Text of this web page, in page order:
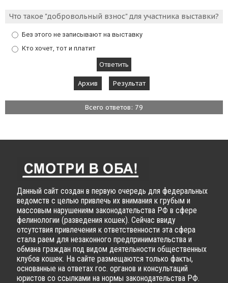
Что такое "добровольный взнос" для участника выставки?
Без этого не записывают на выставку
Кто хочет, тот и платит
Архив Результат
Всего ответов: 79
Данный сайт создан в первую очередь для федеральных
ведомств с целью привлечь их внимания к грубым и
массовым нарушениям законодательства РФ в сфере
фелинологии (разведения кошек). Сейчас ввиду
отсутствия привлечения к ответственности эта сфера
стала раем для незаконного предпринимательства и
обмана граждан под видом деятельности общественных
клубов кошек. На сайте размещаются только факты,
основанные на ответах гос. органов и консультаций
юристов со ссылками на нормы законодательства РФ.